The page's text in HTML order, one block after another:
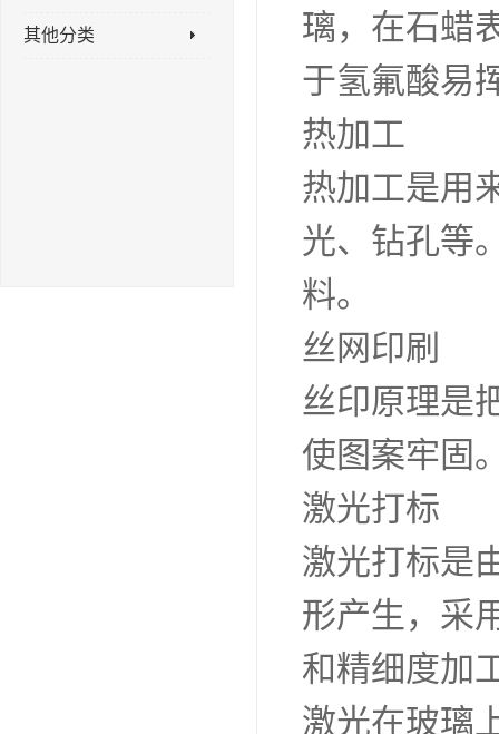
其他分类
璃，在石蜡
于氢氟酸易
热加工
热加工是用
光、钻孔等
料。
丝网印刷
丝印原理是
使图案牢固
激光打标
激光打标是
形产生，采
和精细度加
激光在玻璃